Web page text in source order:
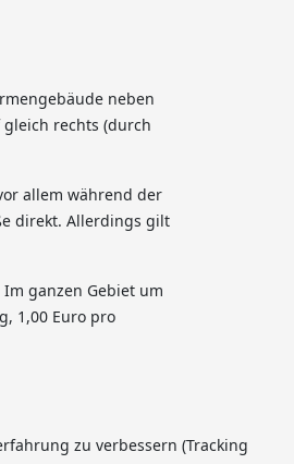
neben
rechts (durch
allem während der
direkt. Allerdings gilt
ganzen Gebiet um
1,00 Euro pro
zu verbessern (Tracking